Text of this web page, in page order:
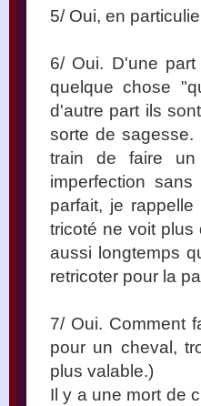
5/ Oui, en
6/ Oui. D'une
quelque chose
d'autre part ils
sorte de sagesse.
train de faire un
imperfection
parfait, je
tricoté ne voit
aussi longtemps
retricoter pour la
7/ Oui. Comment
pour un cheval,
plus valable.)
Il y a une mort de